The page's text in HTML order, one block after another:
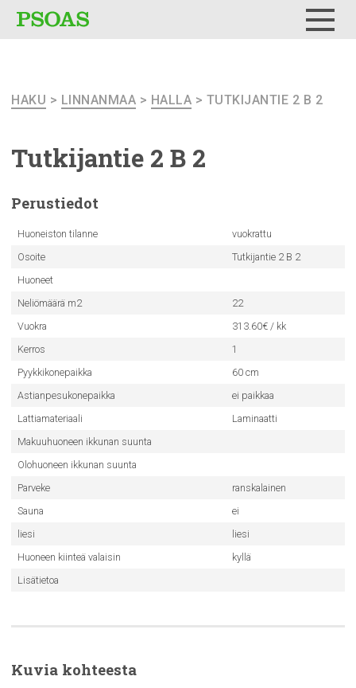
HAKU > LINNANMAA > HALLA > TUTKIJANTIE 2 B 2
Tutkijantie 2 B 2
Perustiedot
Huoneiston tilanne
vuokrattu
Osoite
Tutkijantie 2 B 2
Huoneet
Neliömäärä m2
22
Vuokra
313.60€ / kk
Kerros
1
Pyykkikonepaikka
60 cm
Astianpesukonepaikka
ei paikkaa
Lattiamateriaali
Laminaatti
Makuuhuoneen ikkunan suunta
Olohuoneen ikkunan suunta
Parveke
ranskalainen
Sauna
ei
liesi
liesi
Huoneen kiinteä valaisin
kyllä
Lisätietoa
Kuvia kohteesta